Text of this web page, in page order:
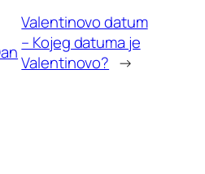
Valentinovo datum
– Kojeg datuma je
Valentinovo? →